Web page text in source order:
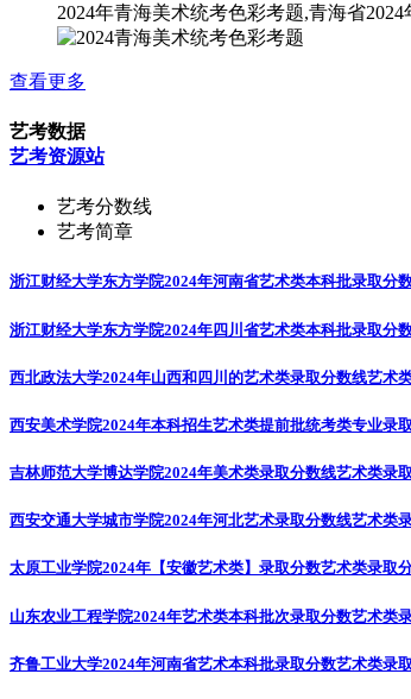
2024年青海美术统考色彩考题,青海省
查看更多
艺考数据
艺考资源站
艺考分数线
艺考简章
浙江财经大学东方学院2024年河南省艺术类本科批录取分
浙江财经大学东方学院2024年四川省艺术类本科批录取分
西北政法大学2024年山西和四川的艺术类录取分数线艺术
西安美术学院2024年本科招生艺术类提前批统考类专业录
吉林师范大学博达学院2024年美术类录取分数线艺术类录
西安交通大学城市学院2024年河北艺术录取分数线艺术类
太原工业学院2024年【安徽艺术类】录取分数艺术类录取
山东农业工程学院2024年艺术类本科批次录取分数艺术类
齐鲁工业大学2024年河南省艺术本科批录取分数艺术类录